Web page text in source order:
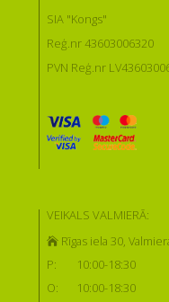
SIA "Kongs"
Reģ.nr 43603006320
PVN Reģ.nr
VEIKALS VALMIERĀ:
Rīgas iela 30,
P:
10:00-18:30
O:
10:00-18:30